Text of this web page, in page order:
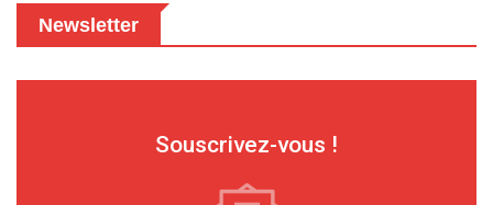
Newsletter
Souscrivez-vous !